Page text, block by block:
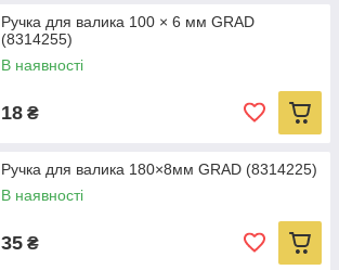
Ручка для валика 100 × 6 мм GRAD
(8314255)
В наявності
18 ₴
Ручка для валика 180×8мм GRAD (8314225)
В наявності
35 ₴